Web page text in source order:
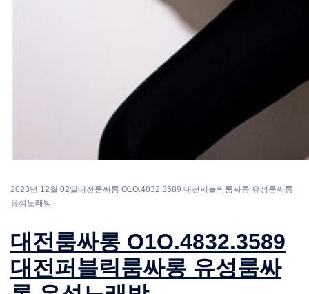
2023년 12월 02일 대전룸싸롱 O1O.4832.3589 대전퍼블릭룸싸롱 유성룸싸롱
유성노래방
대전룸싸롱 O1O.4832.3589
대전퍼블릭룸싸롱 유성룸싸